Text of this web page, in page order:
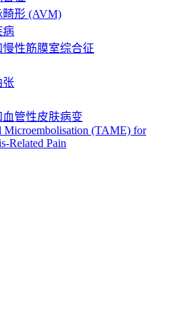
形 (AVM)
病
性筋膜室综合征
张
管性皮肤病变
Microembolisation (TAME) for
Related Pain